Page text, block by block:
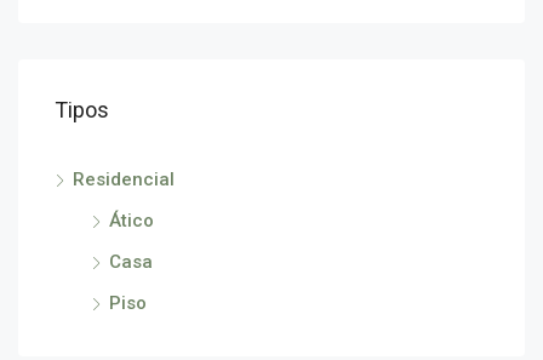
Tipos
Residencial
Ático
Casa
Piso